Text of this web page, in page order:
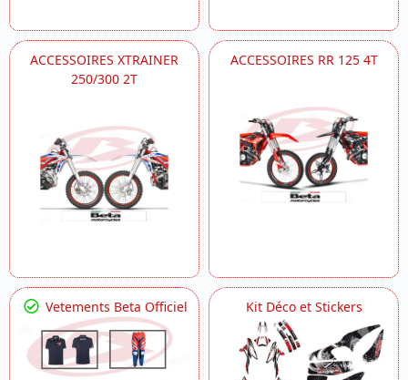
ACCESSOIRES XTRAINER
250/300 2T
ACCESSOIRES RR 125 4T
Vetements Beta Officiel Kit Déco et Stickers